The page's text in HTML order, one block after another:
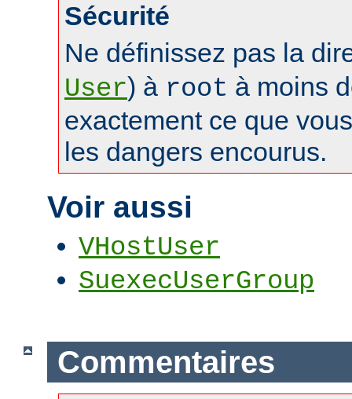
Sécurité
Ne définissez pas la
User) à root à moins
exactement ce que
les dangers encourus.
Voir aussi
VHostUser
SuexecUserGroup
Commentaires